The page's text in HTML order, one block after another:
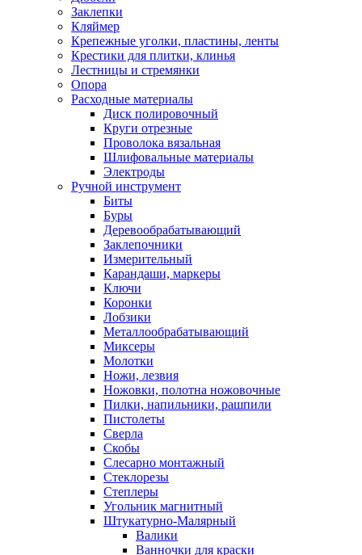
Заклепки
Кляймер
Крепежные уголки, пластины, ленты
Крестики для плитки, клинья
Лестницы и стремянки
Опора
Расходные материалы
Диск полировочный
Круги отрезные
Проволока вязальная
Шлифовальные материалы
Электроды
Ручной инструмент
Биты
Буры
Деревообрабатывающий
Заклепочники
Измерительный
Карандаши, маркеры
Ключи
Коронки
Лобзики
Металлообрабатывающий
Миксеры
Молотки
Ножи, лезвия
Ножовки, полотна ножовочные
Пилки, напильники, рашпили
Пистолеты
Сверла
Скобы
Слесарно монтажный
Стеклорезы
Степлеры
Угольник магнитный
Штукатурно-Малярный
Валики
Ванночки для краски